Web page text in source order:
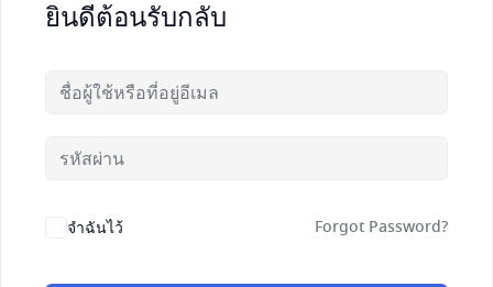
ยินดีต้อนรับกลับ
จำฉันไว้ Forgot Password?